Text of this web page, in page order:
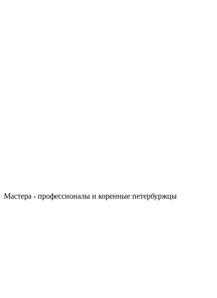
Мастера - профессионалы и коренные петербуржцы